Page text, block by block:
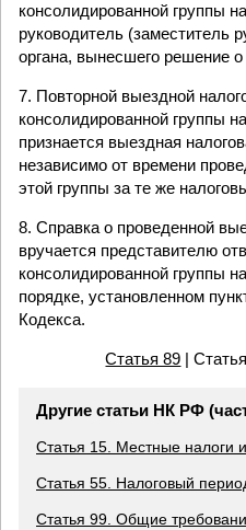
консолидированной группы
руководитель (заместитель
органа, вынесшего решение
7. Повторной выездной
консолидированной группы
признается выездная
независимо от времени
этой группы за те же
8. Справка о проведенной
вручается представителю
консолидированной группы
порядке, установленном
Кодекса.
Статья 89 |
Другие статьи НК РФ
Статья 15. Местные налоги
Статья 55. Налоговый
Статья 99. Общие